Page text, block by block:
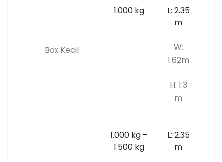
Box Kecil
1.000 kg
L: 2.35
m
W:
1.62m
H: 1.3
m
1.000 kg –
1.500 kg
L: 2.35
m